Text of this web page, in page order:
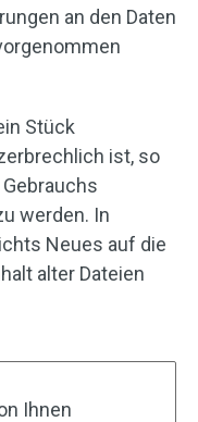
an den Daten
Stück
ist, so
werden. In
Neues auf die
alter Dateien
Ihnen